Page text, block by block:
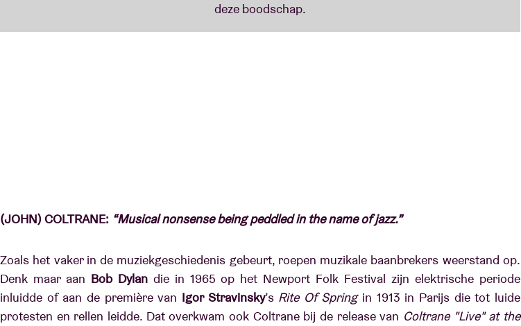
(JOHN) COLTRANE: “Musical nonsense being peddled in the name of jazz.”
Zoals het vaker in de muziekgeschiedenis gebeurt, roepen muzikale baanbrekers weerstand op.
Denk maar aan Bob Dylan die in 1965 op het Newport Folk Festival zijn elektrische periode
inluidde of aan de première van Igor Stravinsky’s Rite Of Springin 1913 in Parijs die tot luide
protesten en rellen leidde. Dat overkwam ook Coltrane bij de release van Coltrane "Live" at the